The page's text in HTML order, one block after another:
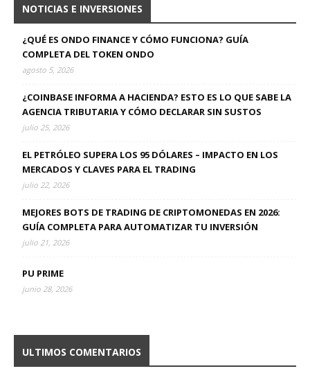
NOTICIAS E INVERSIONES
¿QUÉ ES ONDO FINANCE Y CÓMO FUNCIONA? GUÍA
COMPLETA DEL TOKEN ONDO
agosto 5, 2026
¿COINBASE INFORMA A HACIENDA? ESTO ES LO QUE SABE LA
AGENCIA TRIBUTARIA Y CÓMO DECLARAR SIN SUSTOS
julio 25, 2026
EL PETRÓLEO SUPERA LOS 95 DÓLARES – IMPACTO EN LOS
MERCADOS Y CLAVES PARA EL TRADING
julio 22, 2026
MEJORES BOTS DE TRADING DE CRIPTOMONEDAS EN 2026:
GUÍA COMPLETA PARA AUTOMATIZAR TU INVERSIÓN
julio 21, 2026
PU PRIME
junio 28, 2026
ULTIMOS COMENTARIOS